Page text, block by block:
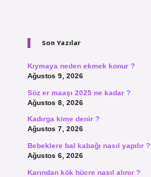
Son Yazılar
Kıymaya neden ekmek konur ?
Ağustos 9, 2026
Söz er maaşı 2025 ne kadar ?
Ağustos 8, 2026
Kadırga kime denir ?
Ağustos 7, 2026
Bebeklere bal kabağı nasıl yapılır ?
Ağustos 6, 2026
Karından kök hücre nasıl alınır ?